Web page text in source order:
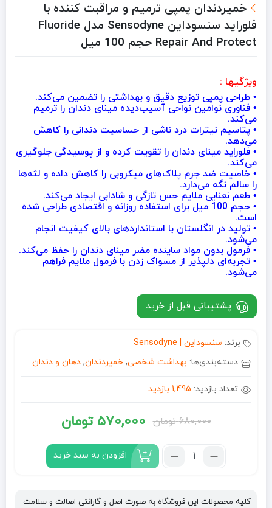
خمیردندان پمپی ترمیم و مراقبت کننده با
فلوراید سنسوداین Sensodyne مدل Fluoride
Repair And Protect حجم 100 میل
ویژگیها :
• طراحی پمپی توزیع دقیق و بهداشتی را تضمین می‌کند.
• فناوری نوامین نواحی آسیب‌دیده مینای دندان را ترمیم
می‌کند.
• پتاسیم نیترات درد ناشی از حساسیت دندانی را کاهش
می‌دهد.
• فلوراید مینای دندان را تقویت کرده و از پوسیدگی جلوگیری
می‌کند.
• خاصیت ضد جرم پلاک‌های میکروبی را کاهش داده و لثه‌ها
را سالم نگه می‌دارد.
• طعم نعنایی ملایم حس تازگی و شادابی ایجاد می‌کند.
• حجم 100 میل برای استفاده روزانه و اقتصادی طراحی شده
است.
• تولید در انگلستان با استانداردهای بالای کیفیت انجام
می‌شود.
• فرمول بدون مواد ساینده مضر مینای دندان را حفظ می‌کند.
• تجربه‌ای دلپذیر از مسواک زدن با فرمول ملایم فراهم
می‌شود.
پشتیبانی قبل از خرید
برند: سنسوداین | Sensodyne
دسته‌بندی‌ها: بهداشت شخصی, خمیردندان, دهان و دندان
تعداد بازدید: 1,495 بازدید
680,000 تومان
قیمت
اصلی:
680,000 تومان
570,000 تومان قیمت
فعلی:
570,000 تومان.
تعداد:
ترمیم
افزودن به سبد خرید
کلیه محصولات این فروشگاه به صورت اصل و گارانتی اصالت و سلامت